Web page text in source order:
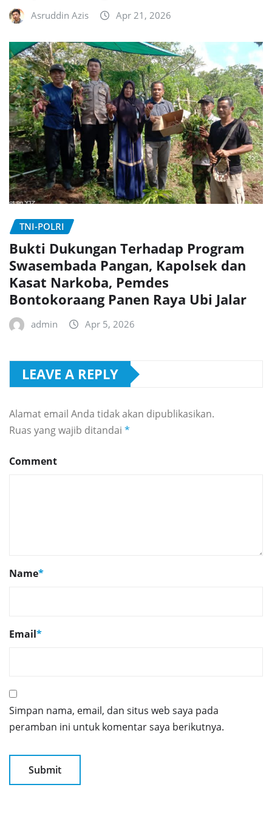
Asruddin Azis Apr 21, 2026
TNI-POLRI
Bukti Dukungan Terhadap Program
Swasembada Pangan, Kapolsek dan
Kasat Narkoba, Pemdes
Bontokoraang Panen Raya Ubi Jalar
admin Apr 5, 2026
LEAVE A REPLY
Alamat email Anda tidak akan dipublikasikan.
Ruas yang wajib ditandai *
Comment
Name*
Email*
Simpan nama, email, dan situs web saya pada
peramban ini untuk komentar saya berikutnya.